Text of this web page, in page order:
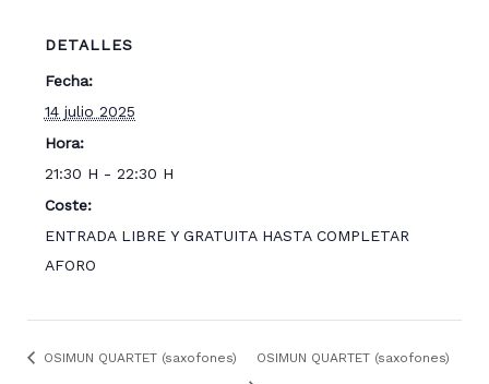
DETALLES
Fecha:
14 julio 2025
Hora:
21:30 H - 22:30 H
Coste:
ENTRADA LIBRE Y GRATUITA HASTA COMPLETAR
AFORO
OSIMUN QUARTET (saxofones) OSIMUN QUARTET (saxofones)